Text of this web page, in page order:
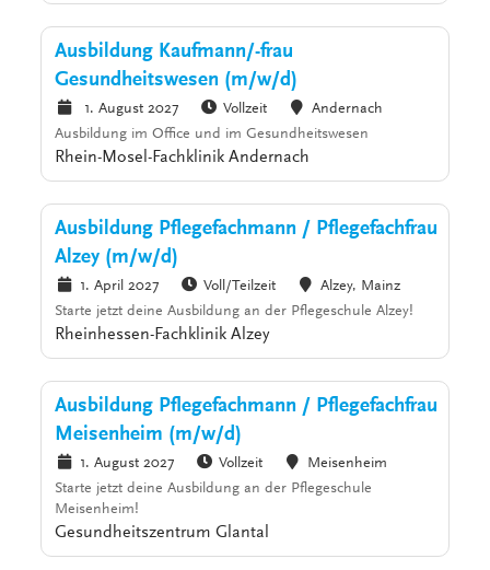
Ausbildung Kaufmann/-frau
Gesundheitswesen (m/w/d)
1. August 2027 Vollzeit
Andernach
Ausbildung im Office und im Gesundheitswesen
Rhein-Mosel-Fachklinik Andernach
Ausbildung Pflegefachmann / Pflegefachfrau
Alzey (m/w/d)
1. April 2027 Voll/Teilzeit
Alzey, Mainz
Starte jetzt deine Ausbildung an der Pflegeschule Alzey!
Rheinhessen-Fachklinik Alzey
Ausbildung Pflegefachmann / Pflegefachfrau
Meisenheim (m/w/d)
1. August 2027 Vollzeit
Meisenheim
Starte jetzt deine Ausbildung an der Pflegeschule
Meisenheim!
Gesundheitszentrum Glantal